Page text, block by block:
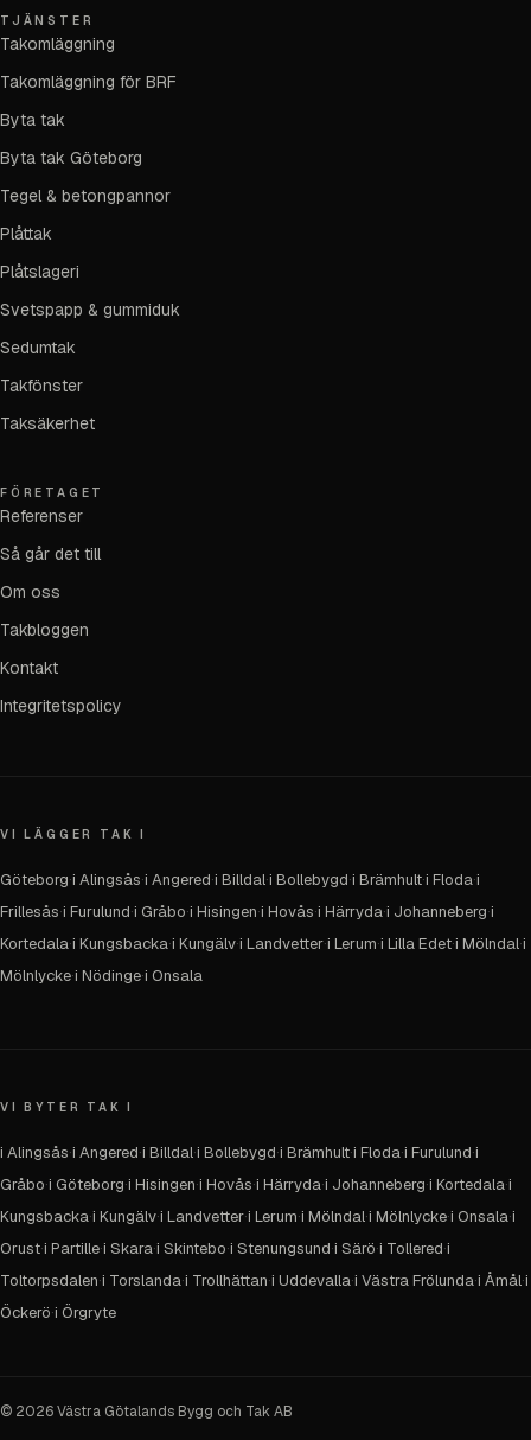
TJÄNSTER
Takomläggning
Takomläggning för BRF
Byta tak
Byta tak Göteborg
Tegel & betongpannor
Plåttak
Plåtslageri
Svetspapp & gummiduk
Sedumtak
Takfönster
Taksäkerhet
FÖRETAGET
Referenser
Så går det till
Om oss
Takbloggen
Kontakt
Integritetspolicy
VI LÄGGER TAK I
Göteborg·i Alingsås·i Angered·i Billdal·i Bollebygd·i Brämhult·i Floda·i
Frillesås·i Furulund·i Gråbo·i Hisingen·i Hovås·i Härryda·i Johanneberg·i
Kortedala·i Kungsbacka·i Kungälv·i Landvetter·i Lerum·i Lilla Edet·i Mölndal·i
Mölnlycke·i Nödinge·i Onsala
VI BYTER TAK I
i Alingsås·i Angered·i Billdal·i Bollebygd·i Brämhult·i Floda·i Furulund·i
Gråbo·i Göteborg·i Hisingen·i Hovås·i Härryda·i Johanneberg·i Kortedala·i
Kungsbacka·i Kungälv·i Landvetter·i Lerum·i Mölndal·i Mölnlycke·i Onsala·i
Orust·i Partille·i Skara·i Skintebo·i Stenungsund·i Särö·i Tollered·i
Toltorpsdalen·i Torslanda·i Trollhättan·i Uddevalla·i Västra Frölunda·i Åmål·i
Öckerö·i Örgryte
© 2026Västra Götalands Bygg och Tak AB